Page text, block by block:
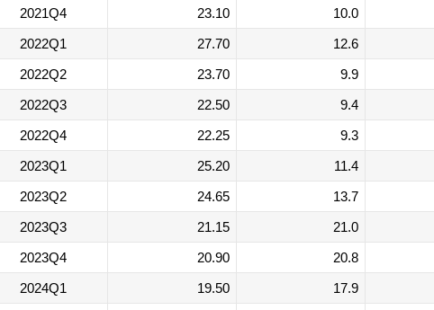
2021Q4
23.10 10.0
2022Q1
27.70 12.6
2022Q2
23.70 9.9
2022Q3
22.50 9.4
2022Q4
22.25 9.3
2023Q1
25.20 11.4
2023Q2
24.65 13.7
2023Q3
21.15 21.0
2023Q4
20.90 20.8
2024Q1
19.50 17.9